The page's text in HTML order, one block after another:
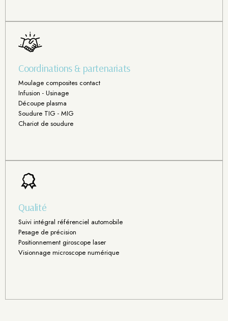
Coordinations & partenariats
Moulage composites contact
Infusion - Usinage
Découpe plasma
Soudure TIG - MIG
Chariot de soudure
Qualité
Suivi intégral référenciel automobile
Pesage de précision
Positionnement giroscope laser
Visionnage microscope numérique